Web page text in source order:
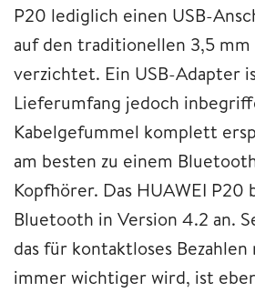
P20 lediglich einen USB-
auf den traditionellen 3,5
verzichtet. Ein USB-Adapter
Lieferumfang jedoch
Kabelgefummel komplett
am besten zu einem
Kopfhörer. Das HUAWEI
Bluetooth in Version 4.2 an.
das für kontaktloses
immer wichtiger wird, ist